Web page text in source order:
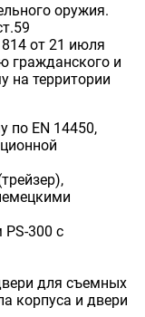
оружия.
от 21 июля
гражданского и
на территории
по EN 14450,
300 с
для съемных
корпуса и двери